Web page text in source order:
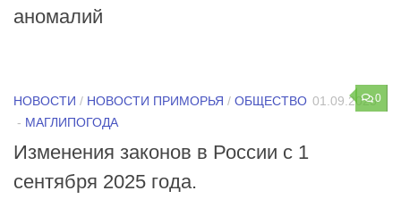
аномалий
0
НОВОСТИ / НОВОСТИ ПРИМОРЬЯ / ОБЩЕСТВО 01.09.2025
- МАГЛИПОГОДА
Изменения законов в России с 1
сентября 2025 года.